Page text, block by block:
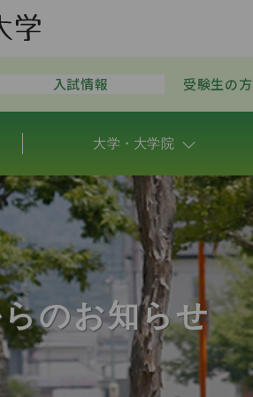
入試情報 受験生の方
大学・大学院
のお知らせ